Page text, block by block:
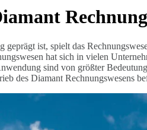
ist, spielt das
hat sich in vielen
sind von größter
des Diamant Rechnungswesens